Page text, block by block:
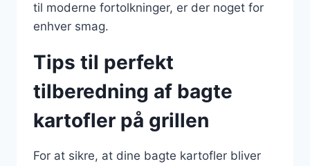
til moderne fortolkninger, er der noget for
enhver smag.
Tips til perfekt
tilberedning af bagte
kartofler på grillen
For at sikre, at dine bagte kartofler bliver